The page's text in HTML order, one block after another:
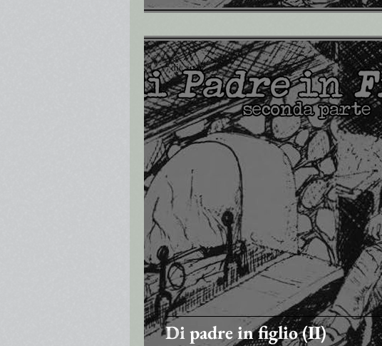
Di padre in figlio (II)
7 dic 2021